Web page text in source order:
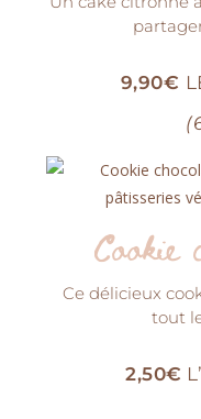
9,90€
Cookie
Ce délicieux
tout
2,50€